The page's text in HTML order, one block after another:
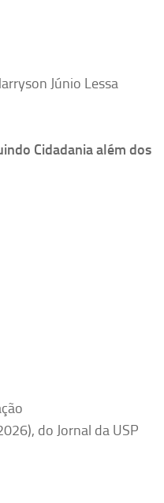
Júnio Lessa
Cidadania além dos
do Jornal da USP